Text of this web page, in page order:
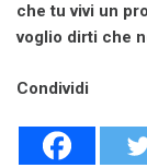
che tu vivi un
voglio dirti che
Condividi